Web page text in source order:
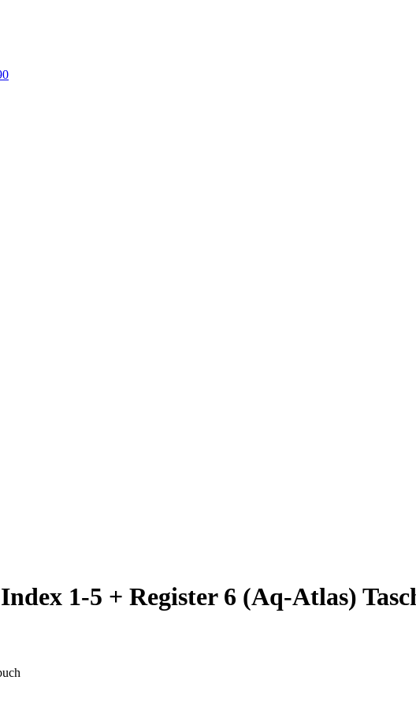
1-5 + Register 6 (Aq-Atlas)